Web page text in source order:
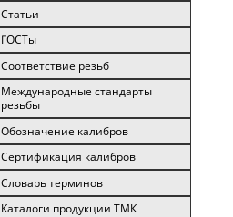
Статьи
ГОСТы
Соответствие резьб
Международные стандарты
резьбы
Обозначение калибров
Сертификация калибров
Словарь терминов
Каталоги продукции ТМК